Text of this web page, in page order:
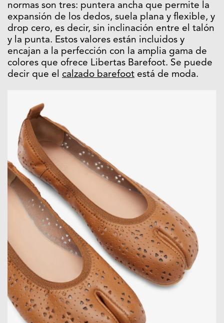
normas son tres: puntera ancha que permite la
expansión de los dedos, suela plana y flexible, y
drop cero, es decir, sin inclinación entre el talón
y la punta. Estos valores están incluidos y
encajan a la perfección con la amplia gama de
colores que ofrece Libertas Barefoot. Se puede
decir que el calzado barefoot está de moda.